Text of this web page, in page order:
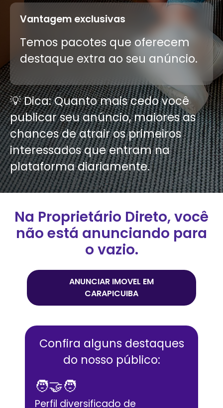
Vantagem exclusivas
Temos pacotes que oferecem
destaque extra ao seu anúncio.
💡 Dica: Quanto mais cedo você
publicar seu anúncio, maiores as
chances de atrair os primeiros
interessados que entram na
plataforma diariamente.
Na Proprietário Direto, você
não está anunciando para
o vazio.
ANUNCIAR IMOVEL EM
CARAPICUIBA
Confira alguns destaques
do nosso público:
🧑‍🤝‍🧑
Perfil diversificado de